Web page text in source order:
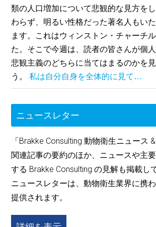
類の人口増加について悲観的な見方を
わらず、明るい性格だった著名人もい
ます。これはウィンストン・チャーチ
た。そこで今週は、読者の皆さんが個
悲観主義のどちらに当てはまるのかを
う。私は自分自身を全体的に見て…
ニュースレター
「Brakke Consulting 動物衛生ニュース
関連記事の要約のほか、ニュースや主
する Brakke Consulting の見解も掲載し
ニュースレターは、動物衛生業界に携
提供されます。